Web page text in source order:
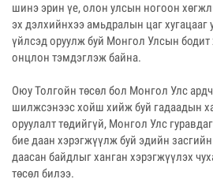
шинэ эрин үе, олон улсын ногоон
эх дэлхийнхээ амьдралын цаг хугацааг
үйлсэд оруулж буй Монгол Улсын бодит
онцлон тэмдэглэж байна.
Оюу Толгойн төсөл бол Монгол Улс
шилжсэнээс хойш хийж буй гадаадын
оруулалт төдийгүй, Монгол Улс
бие даан хэрэгжүүлж буй эдийн засгийн
даасан байдлыг ханган хэрэгжүүлэх
төсөл билээ.